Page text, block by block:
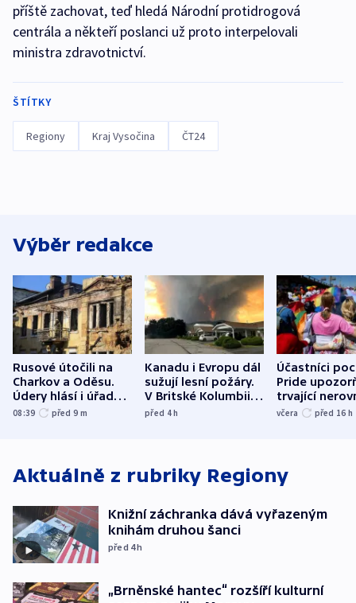
příště zachovat, teď hledá Národní protidrogová
centrála a někteří poslanci už proto interpelovali
ministra zdravotnictví.
ŠTÍTKY
Regiony Kraj Vysočina ČT24
Výběr redakce
Rusové útočili na
Charkov a Oděsu.
Údery hlásí i úřady v
Bělgorodu
08:39 před 9 m
Kanadu i Evropu dál
sužují lesní požáry.
V Britské Kolumbii
evakuovali tisíce lidí
před 4h
Účastníci
Pride
trvající
včera před 16 h
Aktuálně z rubriky Regiony
Knižní záchranka dává vyřazeným
knihám druhou šanci
před 4h
„Brněnské hantec“ rozšíří kulturní